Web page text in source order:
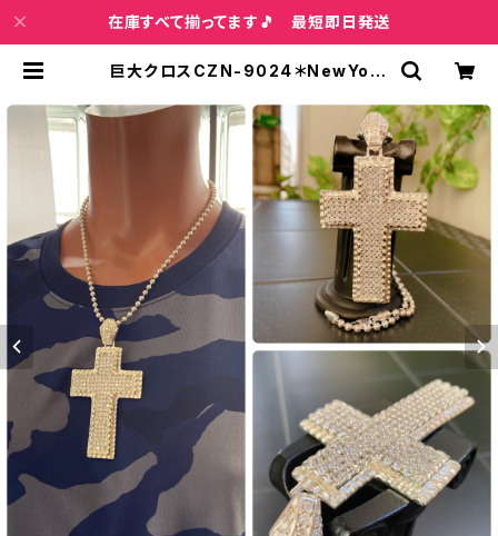
在庫すべて揃ってます🎵 最短即日発送
巨大クロスCZN-9024＊NewYork
ックジルコニア&シルバーSV925ペ
ンダントトップ 超特大・HIPHOPクロ
ス/ヒップホップ | インポートファッシ
ョン＆ジュエリー Wish Bone VIP